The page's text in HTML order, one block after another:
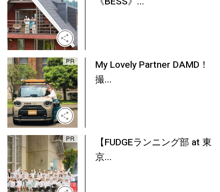
My Lovely Partner DAMD！
撮...
【FUDGEランニング部 at 東
京...